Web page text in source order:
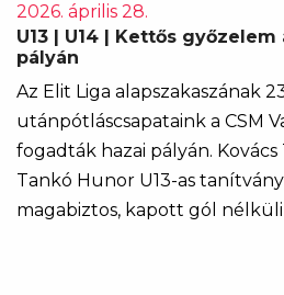
2026. április 28.
U13 | U14 | Kettős
pályán
Az Elit Liga alapszakaszának
utánpótláscsapataink a CSM
fogadták hazai pályán. Kovács
Tankó Hunor U13-as
magabiztos, kapott gól